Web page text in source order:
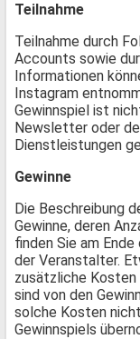
Teilnahme
Teilnahme durch
Accounts sowie
Informationen
Instagram
Gewinnspiel ist
Newsletter oder
Dienstleistungen
Gewinne
Die Beschreibung
Gewinne, deren
finden Sie am
der Veranstalter.
zusätzliche Kosten
sind von den
solche Kosten
Gewinnspiels